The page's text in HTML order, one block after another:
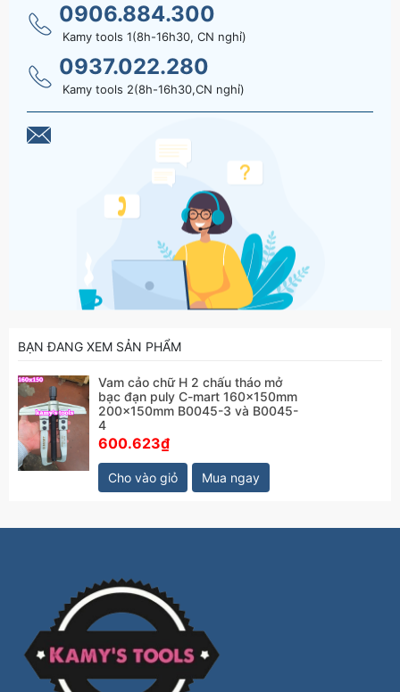
0906.884.300
Kamy tools 1(8h-16h30, CN nghỉ)
0937.022.280
Kamy tools 2(8h-16h30,CN nghỉ)
BẠN ĐANG XEM SẢN PHẨM
Vam cảo chữ H 2 chấu tháo mở
bạc đạn puly C-mart 160x150mm
200x150mm B0045-3 và B0045-
4
600.623₫
Cho vào giỏ Mua ngay